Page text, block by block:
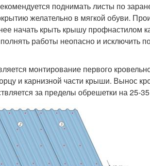
поднимать листы по
желательно в мягкой обуви.
начать крыть крышу профнастилом
работы неопасно и исключить
монтирование первого
и карнизной части крыши. Вынос
за пределы обрешетки на 25-